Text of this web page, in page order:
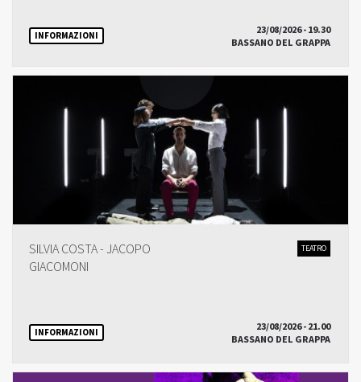
INFORMAZIONI
23/08/2026 - 19.30
BASSANO DEL GRAPPA
SILVIA COSTA - JACOPO
GIACOMONI
TEATRO
INFORMAZIONI
23/08/2026 - 21.00
BASSANO DEL GRAPPA